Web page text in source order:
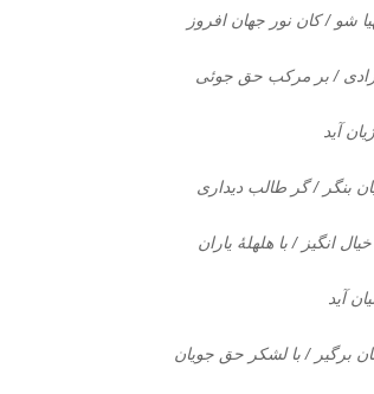
شو / کان نور جهان افروز
/ بر مرکب حق جوئی
آید
بنگر / گر طالب دیداری
انگیز / با هلهلۀ یاران
آید
برگیر / با لشکر حق جویان